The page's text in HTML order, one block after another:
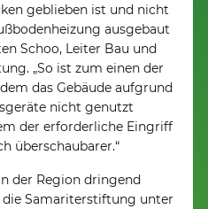
geblieben ist und nicht
ausgebaut
Schoo, Leiter Bau und
„So ist zum einen der
das Gebäude aufgrund
nicht genutzt
der erforderliche Eingriff
überschaubarer.“
der Region dringend
Samariterstiftung unter